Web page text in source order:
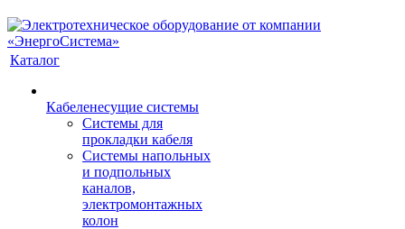
Каталог
Кабеленесущие системы
Системы для
прокладки кабеля
Системы напольных
и подпольных
каналов,
электромонтажных
колон